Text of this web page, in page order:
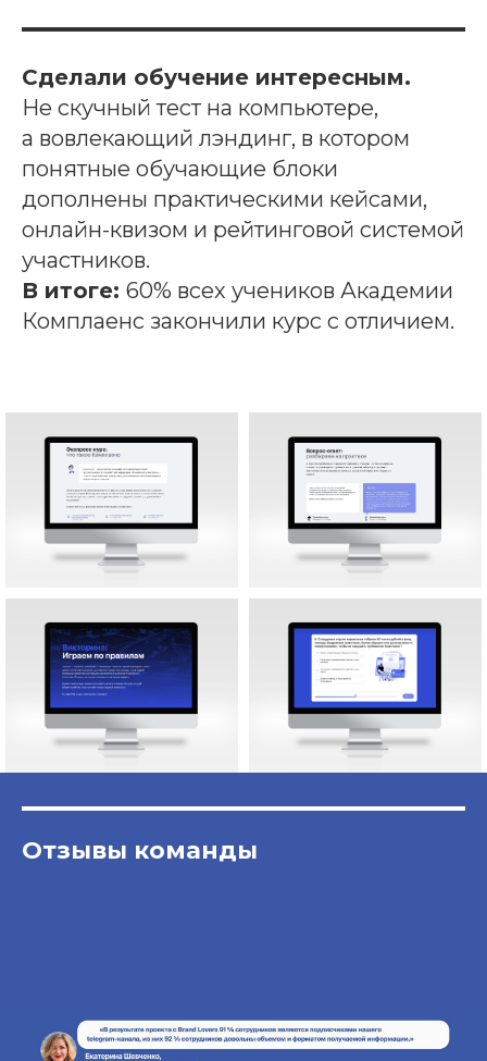
Сделали обучение интересным.
Не скучный тест на компьютере,
а вовлекающий лэндинг, в котором
понятные обучающие блоки
дополнены практическими кейсами,
онлайн-квизом и рейтинговой системой
участников.
В итоге: 60% всех учеников Академии
Комплаенс закончили курс с отличием.
Отзывы команды